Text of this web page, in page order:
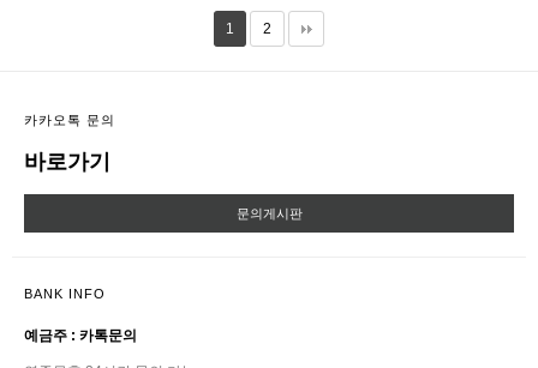
1 2
카카오톡 문의
바로가기
문의게시판
BANK INFO
예금주 : 카톡문의